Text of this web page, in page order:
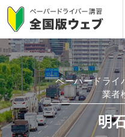
ペーパードライ
業者
明